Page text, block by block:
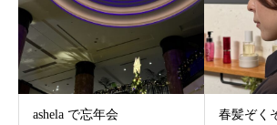
ashela で忘年会 春髪ぞく